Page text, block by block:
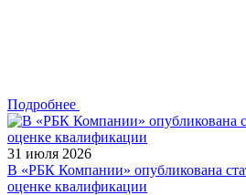
Подробнее
31 июля 2026
В «РБК Компании» опубликована
оценке квалификации